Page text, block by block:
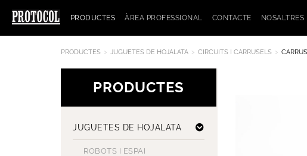
PRODUCTES ÀREA PROFESSIONAL CONTACTE NOSALTRES
PRODUCTES JUGUETES DE HOJALATA CIRCUITS I CARRUSELS
PRODUCTES
JUGUETES DE HOJALATA
ROBOTS I ESPAI